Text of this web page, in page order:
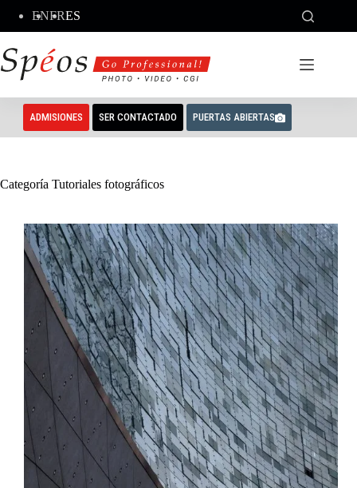
contenido
ENFRES
ADMISIONES SER CONTACTADO PUERTAS ABIERTAS
Categoría Tutoriales fotográficos